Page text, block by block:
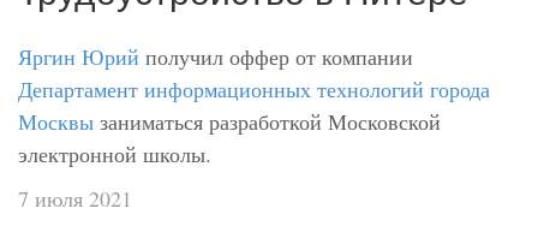
Яргин Юрий получил оффер от компании
Департамент информационных технологий города
Москвы заниматься разработкой Московской
электронной школы.
7 июля 2021